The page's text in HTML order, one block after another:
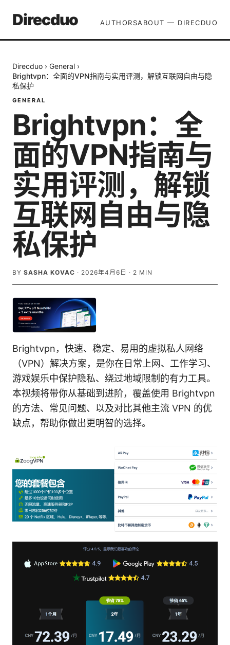
Direcduo AUTHORSABOUT — DIRECDUO
Direcduo › General ›
Brightvpn：全面的VPN指南与实用评测，解锁互联网自由与隐
私保护
GENERAL
Brightvpn：全
面的VPN指南与
实用评测，解锁
互联网自由与隐
私保护
BY SASHA KOVAC · 2026年4月6日 · 2 MIN
Brightvpn，快速、稳定、易用的虚拟私人网络
（VPN）解决方案，是你在日常上网、工作学习、
游戏娱乐中保护隐私、绕过地域限制的有力工具。
本视频将带你从基础到进阶，覆盖使用 Brightvpn
的方法、常见问题、以及对比其他主流 VPN 的优
缺点，帮助你做出更明智的选择。